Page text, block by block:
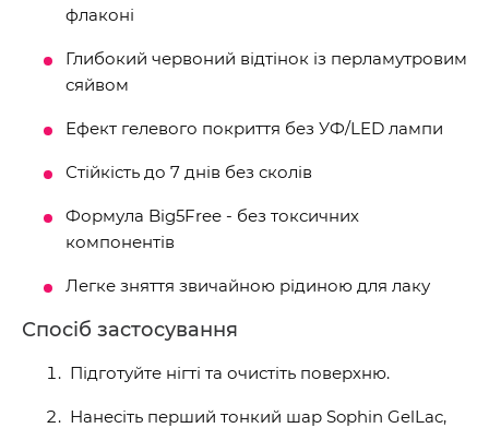
флаконі
Глибокий червоний відтінок із перламутровим
сяйвом
Ефект гелевого покриття без УФ/LED лампи
Стійкість до 7 днів без сколів
Формула Big5Free - без токсичних
компонентів
Легке зняття звичайною рідиною для лаку
Спосіб застосування
Підготуйте нігті та очистіть поверхню.
Нанесіть перший тонкий шар Sophin GelLac,